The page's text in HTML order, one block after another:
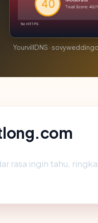
YourvillDNS ·
rasa ingin tahu,